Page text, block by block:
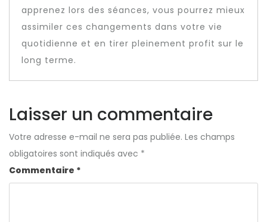
apprenez lors des séances, vous pourrez mieux
assimiler ces changements dans votre vie
quotidienne et en tirer pleinement profit sur le
long terme.
Laisser un commentaire
Votre adresse e-mail ne sera pas publiée. Les champs
obligatoires sont indiqués avec *
Commentaire *